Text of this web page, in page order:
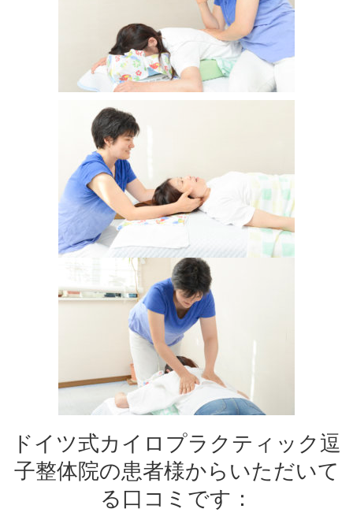
ドイツ式カイロプラクティック逗
子整体院の患者様からいただいて
る口コミです：